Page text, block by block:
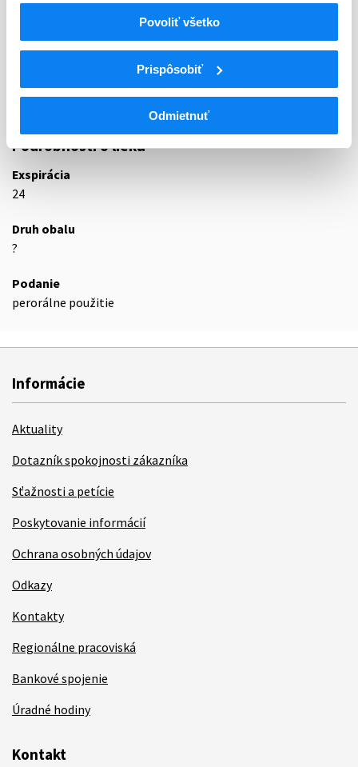
Povoliť všetko
Prispôsobiť
Odmietnuť
ATC
KARDIOVASKULÁRNY SYSTÉM
C07
BETABLOKÁTORY
BETABLOKÁTORY
C07AB02
Metoprolol
Podrobnosti o lieku
Exspirácia
24
Druh obalu
?
Podanie
perorálne použitie
Informácie
Aktuality
Dotazník spokojnosti zákazníka
Sťažnosti a petície
Poskytovanie informácií
Ochrana osobných údajov
Odkazy
Kontakty
Regionálne pracoviská
Bankové spojenie
Úradné hodiny
Kontakt